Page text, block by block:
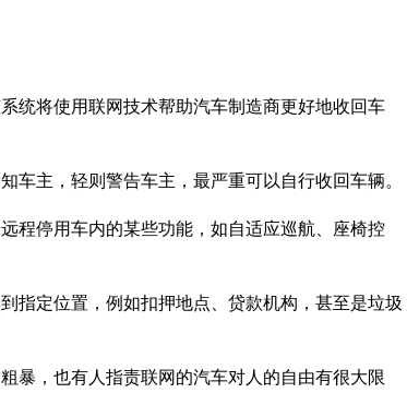
将使用联网技术帮助汽车制造商更好地收回车
主，轻则警告车主，最严重可以自行收回车辆。
停用车内的某些功能，如自适应巡航、座椅控
定位置，例如扣押地点、贷款机构，甚至是垃圾
，也有人指责联网的汽车对人的自由有很大限